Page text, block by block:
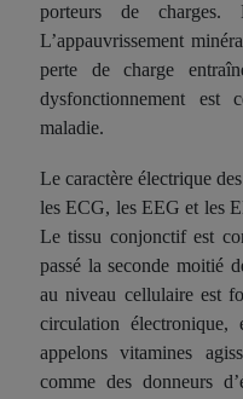
porteurs de
L’appauvrissement
perte de charge
dysfonctionnement
maladie.
Le caractère électrique
les ECG, les EEG et les
Le tissu conjonctif est
passé la seconde moitié
au niveau cellulaire est
circulation électronique,
appelons vitamines
comme des donneurs